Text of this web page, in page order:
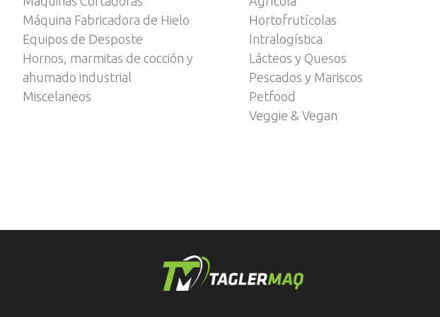
Máquina Fabricadora de Hielo
Equipos de Desposte
Hornos, marmitas de cocción y
ahumado industrial
Miscelaneos
Hortofrutícolas
Intralogística
Lácteos y Quesos
Pescados y Mariscos
Petfood
Veggie & Vegan